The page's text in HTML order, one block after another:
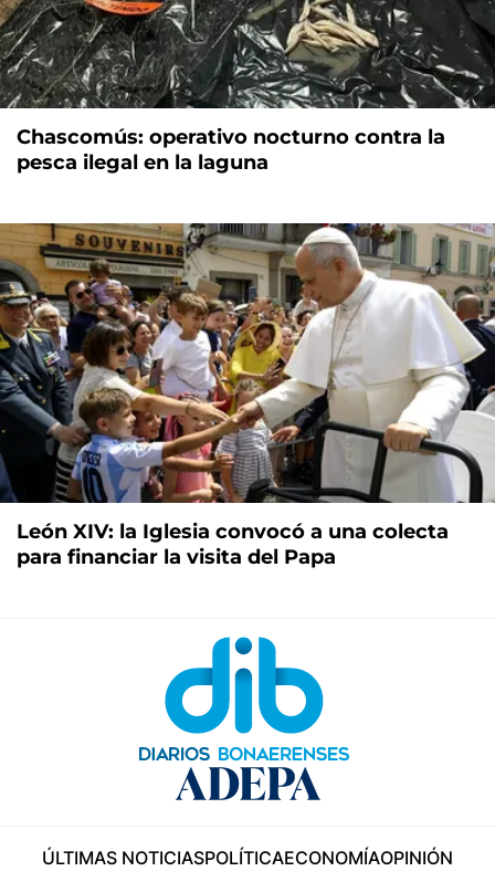
Chascomús: operativo nocturno contra la
pesca ilegal en la laguna
León XIV: la Iglesia convocó a una colecta
para financiar la visita del Papa
ÚLTIMAS NOTICIASPOLÍTICAECONOMÍAOPINIÓN